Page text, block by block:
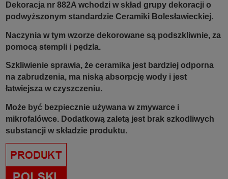
Dekoracja nr 882A wchodzi w skład grupy dekoracji o
podwyższonym standardzie Ceramiki Bolesławieckiej.
Naczynia w tym wzorze dekorowane są podszkliwnie, za
pomocą stempli i pędzla.
Szkliwienie sprawia, że ceramika jest bardziej odporna
na zabrudzenia, ma niską absorpcję wody i jest
łatwiejsza w czyszczeniu.
Może być bezpiecznie używana w zmywarce i
mikrofalówce. Dodatkową zaletą jest brak szkodliwych
substancji w składzie produktu.